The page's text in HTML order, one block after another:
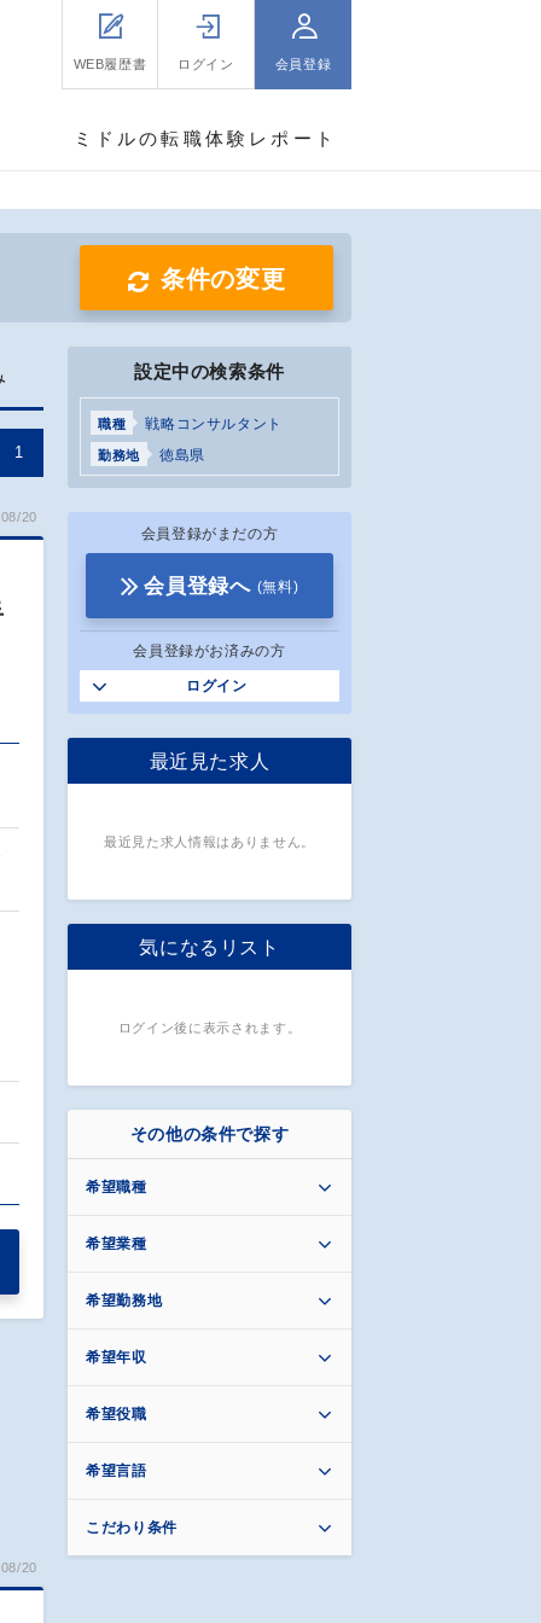
WEB履歴書 ログイン 会員登録
ミドルの転職体験レポート
条件の変更
1
20
20
設定中の検索条件
職種 戦略コンサルタント
勤務地 徳島県
会員登録がまだの方
会員登録へ (無料)
会員登録がお済みの方
ログイン
最近見た求人
最近見た求人情報はありません。
気になるリスト
ログイン後に表示されます。
その他の条件で探す
希望職種
希望業種
希望勤務地
希望年収
希望役職
希望言語
こだわり条件